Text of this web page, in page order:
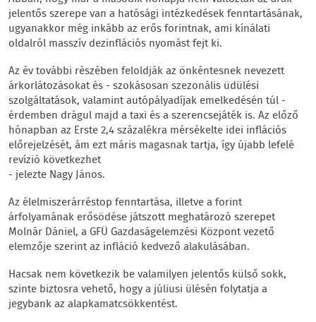
jelentős szerepe van a hatósági intézkedések fenntartásának,
ugyanakkor még inkább az erős forintnak, ami kínálati
oldalról masszív dezinflációs nyomást fejt ki.
Az év további részében feloldják az önkéntesnek nevezett
árkorlátozásokat és - szokásosan szezonális üdülési
szolgáltatások, valamint autópályadíjak emelkedésén túl -
érdemben drágul majd a taxi és a szerencsejáték is. Az előző
hónapban az Erste 2,4 százalékra mérsékelte idei inflációs
előrejelzését, ám ezt máris magasnak tartja, így újabb lefelé
revízió következhet
- jelezte Nagy János.
Az élelmiszerárréstop fenntartása, illetve a forint
árfolyamának erősödése játszott meghatározó szerepet
Molnár Dániel, a GFÜ Gazdaságelemzési Központ vezető
elemzője szerint az infláció kedvező alakulásában.
Hacsak nem következik be valamilyen jelentős külső sokk,
szinte biztosra vehető, hogy a júliusi ülésén folytatja a
jegybank az alapkamatcsökkentést.